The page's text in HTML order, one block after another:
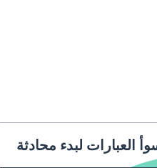
العبارات لبدء محادثة